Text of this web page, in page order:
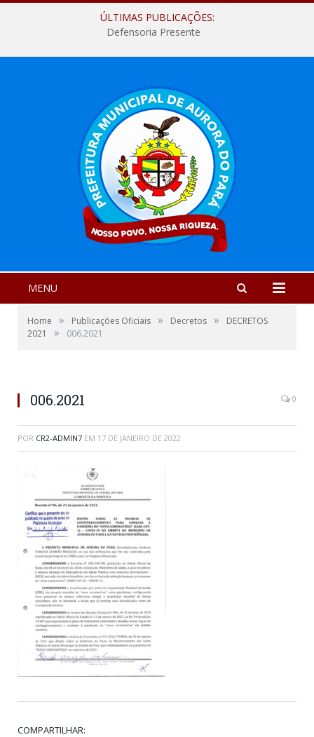
ÚLTIMAS PUBLICAÇÕES:
Defensoria Presente
MENU
Home » Publicações Oficiais » Decretos »
DECRETOS
2021
» 006.2021
006.2021 0
POR CR2-ADMIN7 EM 17 DE JANEIRO DE 2022
COMPARTILHAR: